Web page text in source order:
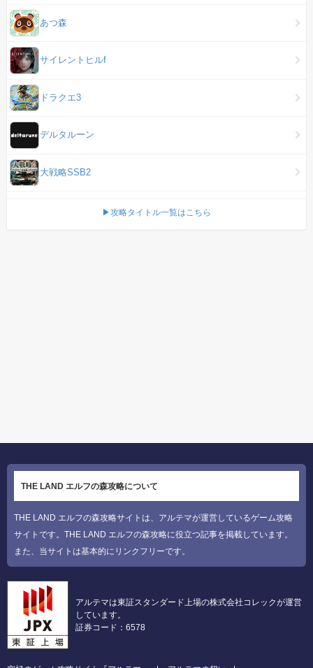
あつ森
サイレントヒルf
ドラクエ3
デルタルーン
大戦略SSB2
▶攻略タイトル一覧はこちら
THE LAND エルフの森攻略について
THE LAND エルフの森攻略サイトは、アルテマが運営しているゲーム攻略
サイトです。THE LAND エルフの森攻略に役立つ記事を掲載しています。
また、当サイトは基本的にリンクフリーです。
アルテマは東証スタンダード上場の株式会社コレックが運営
しています。
証券コード：6578